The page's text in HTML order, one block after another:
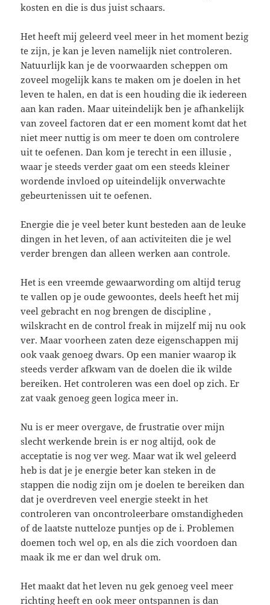
kosten en die is dus juist schaars.
Het heeft mij geleerd veel meer in het moment bezig
te zijn, je kan je leven namelijk niet controleren.
Natuurlijk kan je de voorwaarden scheppen om
zoveel mogelijk kans te maken om je doelen in het
leven te halen, en dat is een houding die ik iedereen
aan kan raden. Maar uiteindelijk ben je afhankelijk
van zoveel factoren dat er een moment komt dat het
niet meer nuttig is om meer te doen om controlere
uit te oefenen. Dan kom je terecht in een illusie ,
waar je steeds verder gaat om een steeds kleiner
wordende invloed op uiteindelijk onverwachte
gebeurtenissen uit te oefenen.
Energie die je veel beter kunt besteden aan de leuke
dingen in het leven, of aan activiteiten die je wel
verder brengen dan alleen werken aan controle.
Het is een vreemde gewaarwording om altijd terug
te vallen op je oude gewoontes, deels heeft het mij
veel gebracht en nog brengen de discipline ,
wilskracht en de control freak in mijzelf mij nu ook
ver. Maar voorheen zaten deze eigenschappen mij
ook vaak genoeg dwars. Op een manier waarop ik
steeds verder afkwam van de doelen die ik wilde
bereiken. Het controleren was een doel op zich. Er
zat vaak genoeg geen logica meer in.
Nu is er meer overgave, de frustratie over mijn
slecht werkende brein is er nog altijd, ook de
acceptatie is nog ver weg. Maar wat ik wel geleerd
heb is dat je je energie beter kan steken in de
stappen die nodig zijn om je doelen te bereiken dan
dat je overdreven veel energie steekt in het
controleren van oncontroleerbare omstandigheden
of de laatste nutteloze puntjes op de i. Problemen
doemen toch wel op, en als die zich voordoen dan
maak ik me er dan wel druk om.
Het maakt dat het leven nu gek genoeg veel meer
richting heeft en ook meer ontspannen is dan